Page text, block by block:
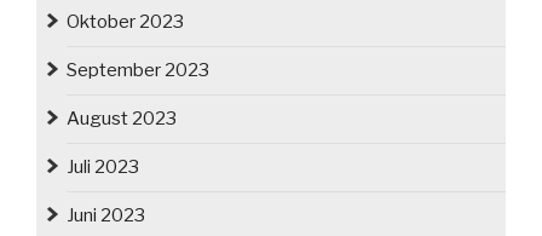
Oktober 2023
September 2023
August 2023
Juli 2023
Juni 2023